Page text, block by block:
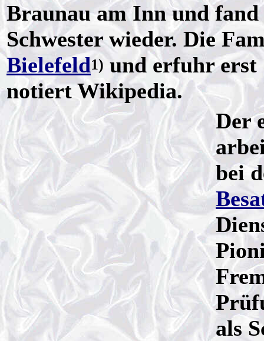
Braunau am Inn und
Schwester wieder. Die
Bielefeld1) und erfuhr erst
notiert Wikipedia.
Der
bei
als